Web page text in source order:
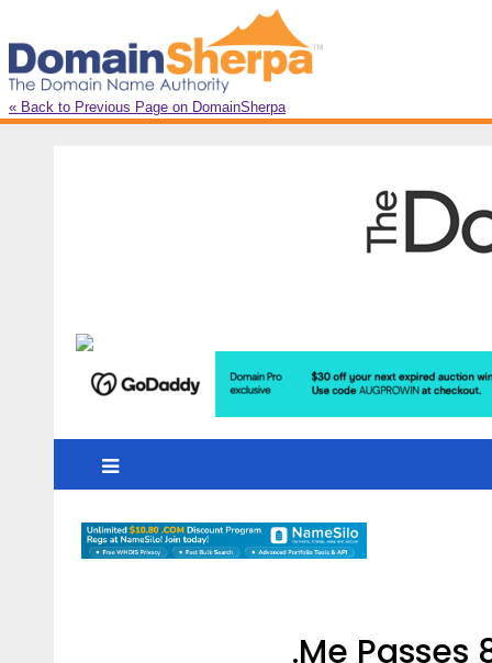
« Back to Previous Page on DomainSherpa